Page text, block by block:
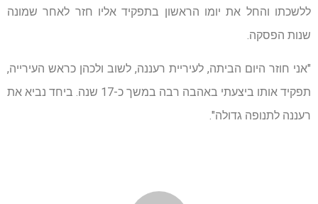
ללשכתו והחל את יומו הראשון בתפקיד אליו חזר לאחר שמונה
שנות הפסקה.
"אני חוזר היום הביתה, לעיריית רעננה, לשוב ולכהן כראש העירייה,
תפקיד אותו ביצעתי באהבה רבה במשך כ-17 שנה. ביחד נביא את
רעננה לתנופה גדולה".